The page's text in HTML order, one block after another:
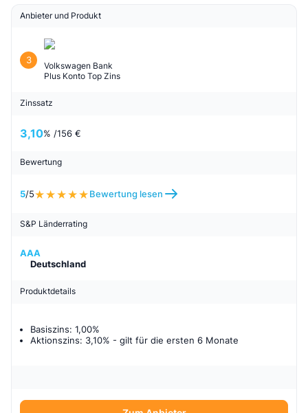
Anbieter und Produkt
3
Volkswagen Bank
Plus Konto Top Zins
Zinssatz
3,10% /156 €
Bewertung
5/5 Bewertung lesen
S&P Länderrating
AAA
Deutschland
Produktdetails
Basiszins: 1,00%
Aktionszins: 3,10% - gilt für die ersten 6 Monate